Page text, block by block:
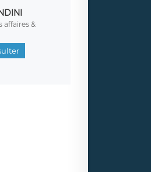
affaires &